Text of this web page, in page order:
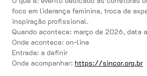
foco em liderança feminina, troca de
inspiração profissional.
Quando acontece: março de 2026, data
Onde acontece: on-line
Entrada: a definir
Onde acompanhar: https://sincor.org.br